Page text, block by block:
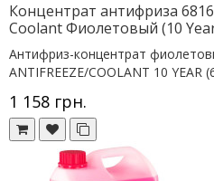
Концентрат антифриза
Coolant Фиолетовый (10
Антифриз-концентрат
ANTIFREEZE/COOLANT 10 YEAR
1 158 грн.